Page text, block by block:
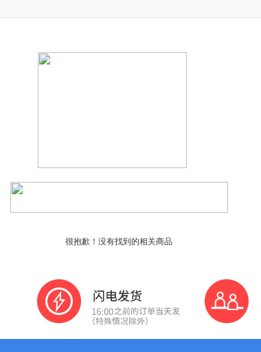
很抱歉！没有找到的相关商品